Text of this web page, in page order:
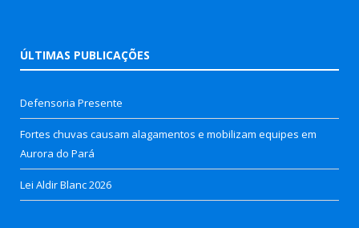
ÚLTIMAS PUBLICAÇÕES
Defensoria Presente
Fortes chuvas causam alagamentos e mobilizam equipes em
Aurora do Pará
Lei Aldir Blanc 2026